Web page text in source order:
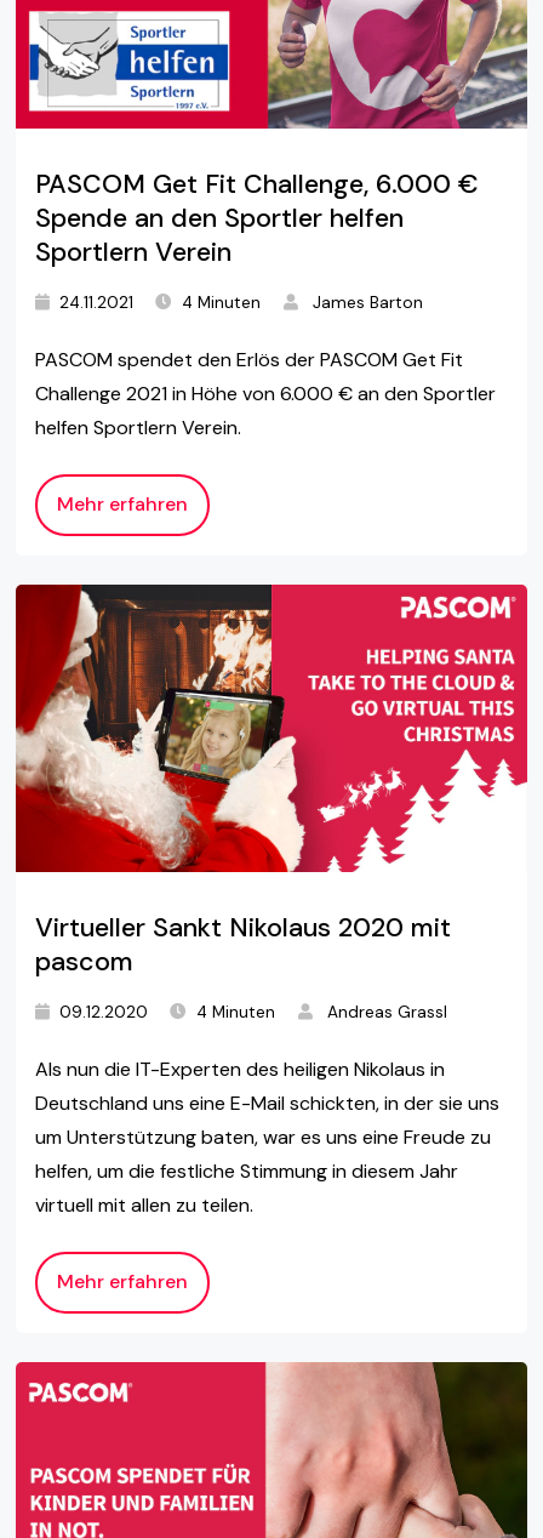
PASCOM Get Fit Challenge, 6.000 €
Spende an den Sportler helfen
Sportlern Verein
24.11.2021 4 Minuten James Barton
PASCOM spendet den Erlös der PASCOM Get Fit
Challenge 2021 in Höhe von 6.000 € an den Sportler
helfen Sportlern Verein.
Mehr erfahren
Virtueller Sankt Nikolaus 2020 mit
pascom
09.12.2020 4 Minuten Andreas Grassl
Als nun die IT-Experten des heiligen Nikolaus in
Deutschland uns eine E-Mail schickten, in der sie uns
um Unterstützung baten, war es uns eine Freude zu
helfen, um die festliche Stimmung in diesem Jahr
virtuell mit allen zu teilen.
Mehr erfahren